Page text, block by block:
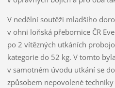
V nedělní soutěži mladšího
v ohni loňská přebornice ČR
po 2 vítězných utkáních
kategorie do 52 kg. V tomto
v samotném úvodu utkání se
způsobem nepovolené